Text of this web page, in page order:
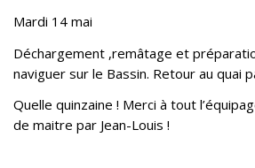
Mardi 14 mai
Déchargement ,remâtage et
naviguer sur le Bassin. Retour au quai
Quelle quinzaine ! Merci à tout
de maitre par Jean-Louis !